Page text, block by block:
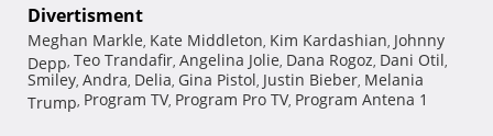
Divertisment
Meghan Markle, Kate Middleton, Kim Kardashian, Johnny
Depp, Teo Trandafir, Angelina Jolie, Dana Rogoz, Dani Otil,
Smiley, Andra, Delia, Gina Pistol, Justin Bieber, Melania
Trump, Program TV, Program Pro TV, Program Antena 1